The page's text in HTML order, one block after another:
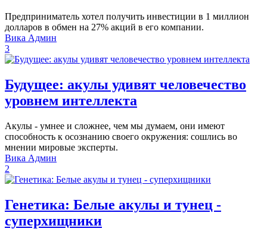
Предприниматель хотел получить инвестиции в 1 миллион
долларов в обмен на 27% акций в его компании.
Вика Админ
3
Будущее: акулы удивят человечество
уровнем интеллекта
Акулы - умнее и сложнее, чем мы думаем, они имеют
способность к осознанию своего окружения: сошлись во
мнении мировые эксперты.
Вика Админ
2
Генетика: Белые акулы и тунец -
суперхищники